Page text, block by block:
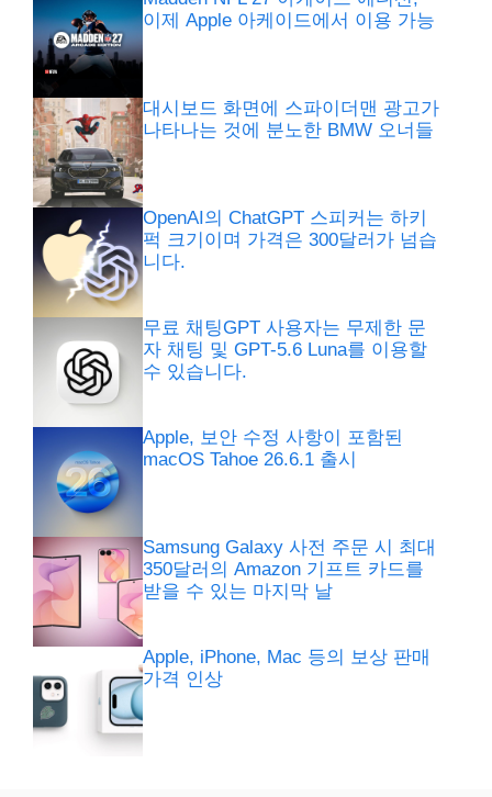
이제 Apple 아케이드에서 이용 가능
대시보드 화면에 스파이더맨 광고가
나타나는 것에 분노한 BMW 오너들
OpenAI의 ChatGPT 스피커는 하키
퍽 크기이며 가격은 300달러가 넘습
니다.
무료 채팅GPT 사용자는 무제한 문
자 채팅 및 GPT-5.6 Luna를 이용할
수 있습니다.
Apple, 보안 수정 사항이 포함된
macOS Tahoe 26.6.1 출시
Samsung Galaxy 사전 주문 시 최대
350달러의 Amazon 기프트 카드를
받을 수 있는 마지막 날
Apple, iPhone, Mac 등의 보상 판매
가격 인상